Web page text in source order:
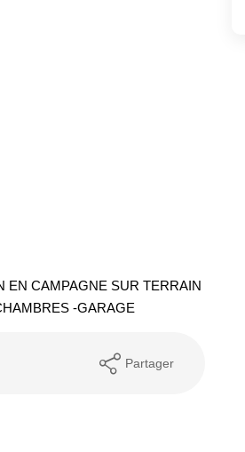
EN CAMPAGNE SUR TERRAIN
-GARAGE
Partager